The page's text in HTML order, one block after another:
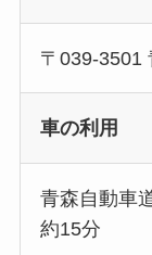
〒039-3501
車の利用
青森自動車
約15分